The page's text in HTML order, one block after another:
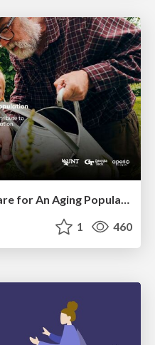
Leveraging Curiosity to Care for An Aging Population
1 460